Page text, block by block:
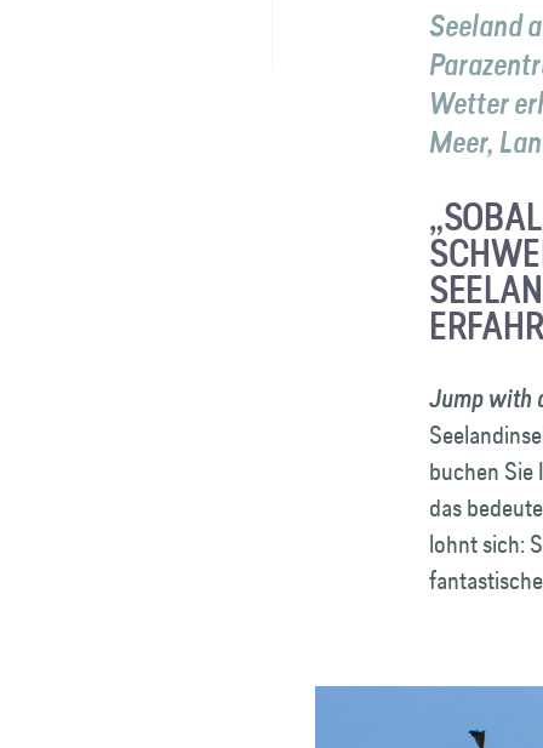
Seeland
Wetter
Meer,
Jump with
buchen Sie
das
lohnt sich: